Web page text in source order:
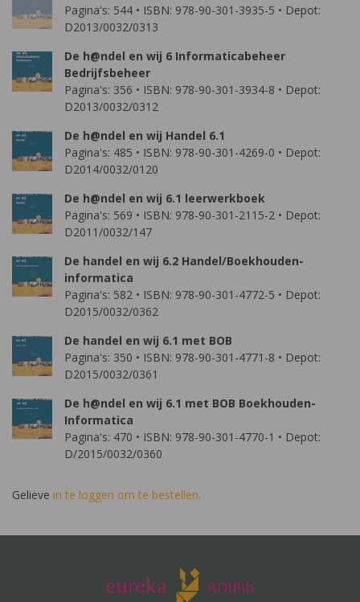
Pagina's: 544 • ISBN: 978-90-301-3935-5 • Depot:
D2013/0032/0313
De h@ndel en wij 6 Informaticabeheer
Bedrijfsbeheer
Pagina's: 356 • ISBN: 978-90-301-3934-8 • Depot:
D2013/0032/0312
De h@ndel en wij Handel 6.1
Pagina's: 485 • ISBN: 978-90-301-4269-0 • Depot:
D2014/0032/0120
De h@ndel en wij 6.1 leerwerkboek
Pagina's: 569 • ISBN: 978-90-301-2115-2 • Depot:
D2011/0032/147
De handel en wij 6.2 Handel/Boekhouden-
informatica
Pagina's: 582 • ISBN: 978-90-301-4772-5 • Depot:
D2015/0032/0362
De handel en wij 6.1 met BOB
Pagina's: 350 • ISBN: 978-90-301-4771-8 • Depot:
D2015/0032/0361
De h@ndel en wij 6.1 met BOB Boekhouden-
Informatica
Pagina's: 470 • ISBN: 978-90-301-4770-1 • Depot:
D/2015/0032/0360
Gelieve in te loggen om te bestellen.